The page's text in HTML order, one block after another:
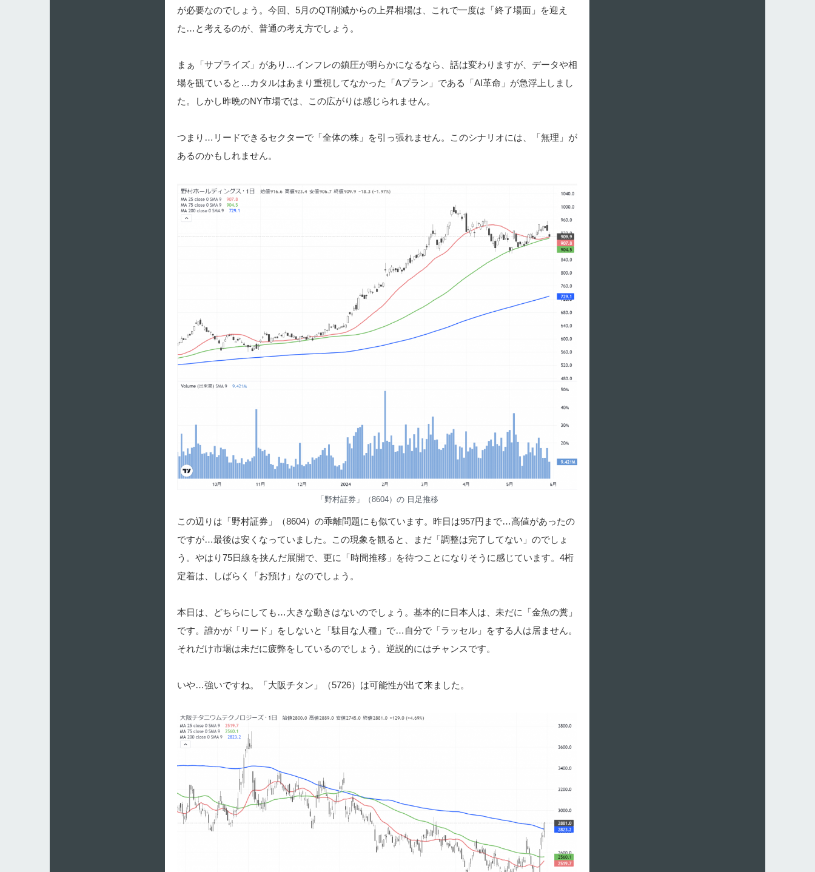
が必要なのでしょう。今回、5月のQT削減からの上昇相場は、これで一度は「終了場面」を迎え
た…と考えるのが、普通の考え方でしょう。
まぁ「サプライズ」があり…インフレの鎮圧が明らかになるなら、話は変わりますが、データや相
場を観ていると…カタルはあまり重視してなかった「Aプラン」である「AI革命」が急浮上しまし
た。しかし昨晩のNY市場では、この広がりは感じられません。
つまり…リードできるセクターで「全体の株」を引っ張れません。このシナリオには、「無理」が
あるのかもしれません。
「野村証券」（8604）の 日足推移
この辺りは「野村証券」（8604）の乖離問題にも似ています。昨日は957円まで…高値があったの
ですが…最後は安くなっていました。この現象を観ると、まだ「調整は完了してない」のでしょ
う。やはり75日線を挟んだ展開で、更に「時間推移」を待つことになりそうに感じています。4桁
定着は、しばらく「お預け」なのでしょう。
本日は、どちらにしても…大きな動きはないのでしょう。基本的に日本人は、未だに「金魚の糞」
です。誰かが「リード」をしないと「駄目な人種」で…自分で「ラッセル」をする人は居ません。
それだけ市場は未だに疲弊をしているのでしょう。逆説的にはチャンスです。
いや…強いですね。「大阪チタン」（5726）は可能性が出て来ました。